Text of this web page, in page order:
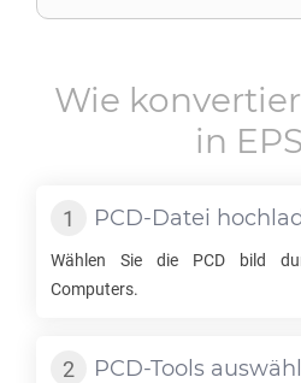
Wie
in
PCD-Datei
Wählen Sie die PCD bild
Computers.
PCD-Tools